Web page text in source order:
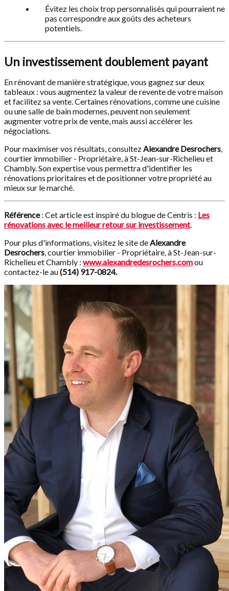
Évitez les choix trop personnalisés qui pourraient ne
pas correspondre aux goûts des acheteurs
potentiels.
Un investissement doublement payant
En rénovant de manière stratégique, vous gagnez sur deux
tableaux : vous augmentez la valeur de revente de votre maison
et facilitez sa vente. Certaines rénovations, comme une cuisine
ou une salle de bain modernes, peuvent non seulement
augmenter votre prix de vente, mais aussi accélérer les
négociations.
Pour maximiser vos résultats, consultezAlexandre Desrochers,
courtier immobilier - Propriétaire, à St-Jean-sur-Richelieu et
Chambly. Son expertise vous permettra d'identifier les
rénovations prioritaires et de positionner votre propriété au
mieux sur le marché.
Référence: Cet article est inspiré du blogue de Centris : Les
rénovations avec le meilleur retour sur investissement.
Pour plus d'informations, visitez le site deAlexandre
Desrochers, courtier immobilier - Propriétaire, à St-Jean-sur-
Richelieu et Chambly : www.alexandredesrochers.comou
contactez-le au(514) 917-0824.